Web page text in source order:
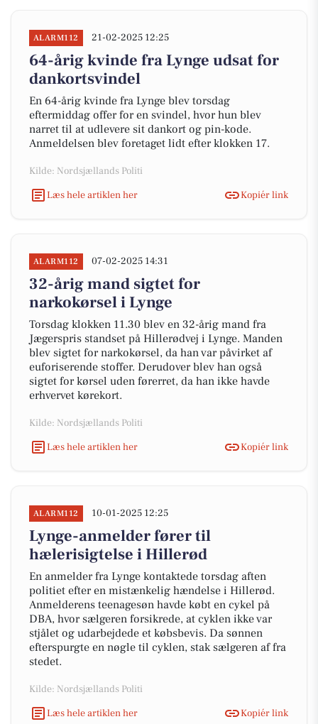
ALARM112 21-02-2025 12:25
64-årig kvinde fra Lynge udsat for
dankortsvindel
En 64-årig kvinde fra Lynge blev torsdag
eftermiddag offer for en svindel, hvor hun blev
narret til at udlevere sit dankort og pin-kode.
Anmeldelsen blev foretaget lidt efter klokken 17.
Kilde: Nordsjællands Politi
Læs hele artiklen her
Kopiér link
ALARM112 07-02-2025 14:31
32-årig mand sigtet for
narkokørsel i Lynge
Torsdag klokken 11.30 blev en 32-årig mand fra
Jægerspris standset på Hillerødvej i Lynge. Manden
blev sigtet for narkokørsel, da han var påvirket af
euforiserende stoffer. Derudover blev han også
sigtet for kørsel uden førerret, da han ikke havde
erhvervet kørekort.
Kilde: Nordsjællands Politi
Læs hele artiklen her
Kopiér link
ALARM112 10-01-2025 12:25
Lynge-anmelder fører til
hælerisigtelse i Hillerød
En anmelder fra Lynge kontaktede torsdag aften
politiet efter en mistænkelig hændelse i Hillerød.
Anmelderens teenagesøn havde købt en cykel på
DBA, hvor sælgeren forsikrede, at cyklen ikke var
stjålet og udarbejdede et købsbevis. Da sønnen
efterspurgte en nøgle til cyklen, stak sælgeren af fra
stedet.
Kilde: Nordsjællands Politi
Læs hele artiklen her
Kopiér link